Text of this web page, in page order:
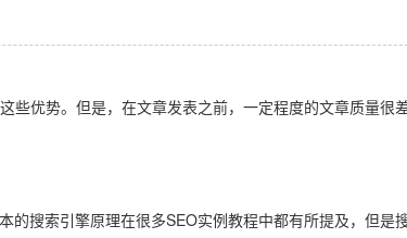
优势。但是，在文章发表之前，一定程度的文章质量很
搜索引擎原理在很多SEO实例教程中都有所提及，但是